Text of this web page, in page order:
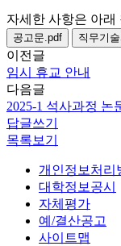
자세한 사항은 아래
공고문.pdf 직무기
이전글
임시 휴교 안내
다음글
2025-1 석사과정 논
답글쓰기
목록보기
개인정보처리
대학정보공시
자체평가
예/결산공고
사이트맵